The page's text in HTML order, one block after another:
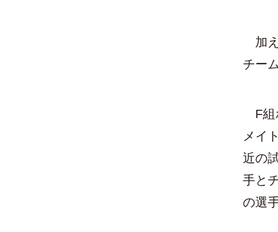
加え
チー
F組
メイ
近の
手と
の選